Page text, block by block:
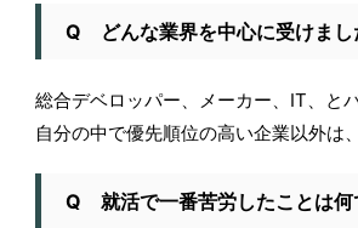
Q どんな業界を中心に受けまし
総合デベロッパー、メーカー、IT、と
自分の中で優先順位の高い企業以外は
Q 就活で一番苦労したことは何